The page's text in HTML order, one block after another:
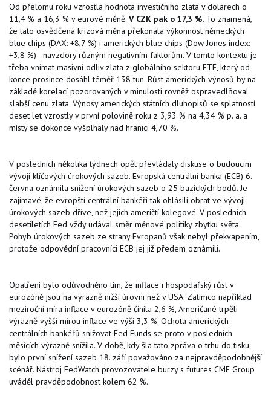
Od přelomu roku vzrostla hodnota investičního zlata v dolarech o
11,4 % a 16,3 % v eurové měně. V CZK pak o 17,3 %. To znamená,
že tato osvědčená krizová měna překonala výkonnost německých
blue chips (DAX: +8,7 %) i amerických blue chips (Dow Jones index:
+3,8 %) - navzdory různým negativním faktorům. V tomto kontextu je
třeba vnímat masivní odliv zlata z globálního sektoru ETF, který od
konce prosince dosáhl téměř 138 tun. Růst amerických výnosů by na
základě korelací pozorovaných v minulosti rovněž ospravedlňoval
slabší cenu zlata. Výnosy amerických státních dluhopisů se splatností
deset let vzrostly v první polovině roku z 3,93 % na 4,34 % p. a. a
místy se dokonce vyšplhaly nad hranici 4,70 %.
V posledních několika týdnech opět převládaly diskuse o budoucím
vývoji klíčových úrokových sazeb. Evropská centrální banka (ECB) 6.
června oznámila snížení úrokových sazeb o 25 bazických bodů. Je
zajímavé, že evropští centrální bankéři tak ohlásili obrat ve vývoji
úrokových sazeb dříve, než jejich američtí kolegové. V posledních
desetiletích Fed vždy udával směr měnové politiky zbytku světa.
Pohyb úrokových sazeb ze strany Evropanů však nebyl překvapením,
protože odpovědní pracovníci ECB jej již předem oznámili.
Opatření bylo odůvodněno tím, že inflace i hospodářský růst v
eurozóně jsou na výrazně nižší úrovni než v USA. Zatímco například
meziroční míra inflace v eurozóně činila 2,6 %, Američané trpěli
výrazně vyšší mírou inflace ve výši 3,3 %. Ochota amerických
centrálních bankéřů snižovat Fed Funds se proto v posledních
měsících výrazně snížila. V době, kdy šla tato zpráva o trhu do tisku,
bylo první snížení sazeb 18. září považováno za nejpravděpodobnější
scénář. Nástroj FedWatch provozovatele burzy s futures CME Group
uváděl pravděpodobnost kolem 62 %.